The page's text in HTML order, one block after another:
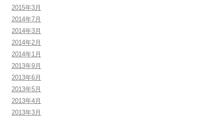
2015年3月
2014年7月
2014年3月
2014年2月
2014年1月
2013年9月
2013年6月
2013年5月
2013年4月
2013年3月